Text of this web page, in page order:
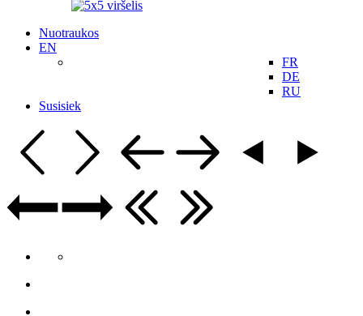
Nuotraukos
EN
FR
DE
RU
Susisiek